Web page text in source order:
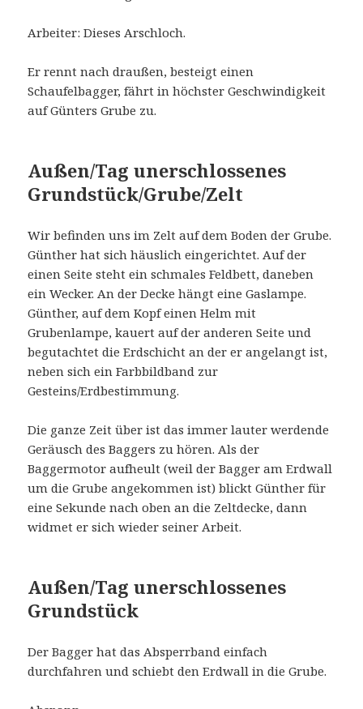
Arbeiter: Dieses Arschloch.
Er rennt nach draußen, besteigt einen
Schaufelbagger, fährt in höchster Geschwindigkeit
auf Günters Grube zu.
Außen/Tag unerschlossenes
Grundstück/Grube/Zelt
Wir befinden uns im Zelt auf dem Boden der Grube.
Günther hat sich häuslich eingerichtet. Auf der
einen Seite steht ein schmales Feldbett, daneben
ein Wecker. An der Decke hängt eine Gaslampe.
Günther, auf dem Kopf einen Helm mit
Grubenlampe, kauert auf der anderen Seite und
begutachtet die Erdschicht an der er angelangt ist,
neben sich ein Farbbildband zur
Gesteins/Erdbestimmung.
Die ganze Zeit über ist das immer lauter werdende
Geräusch des Baggers zu hören. Als der
Baggermotor aufheult (weil der Bagger am Erdwall
um die Grube angekommen ist) blickt Günther für
eine Sekunde nach oben an die Zeltdecke, dann
widmet er sich wieder seiner Arbeit.
Außen/Tag unerschlossenes
Grundstück
Der Bagger hat das Absperrband einfach
durchfahren und schiebt den Erdwall in die Grube.